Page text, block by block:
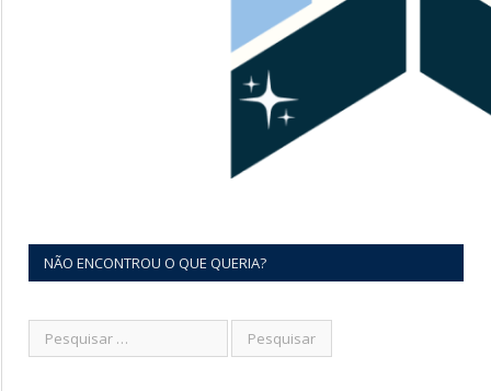
NÃO ENCONTROU O QUE QUERIA?